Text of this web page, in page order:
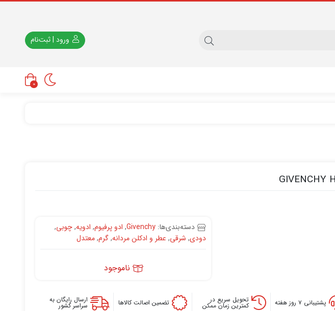
ورود | ثبت‌نام
0
GIVENCHY
دسته‌بندی‌ها: Givenchy
, ادو پرفیوم, ادویه,چوبی,
دودی, شرقی, عطر و ادکلن مردانه,گرم,معتدل
ناموجود
پشتیبانی ۷ روز هفته تحویل سریع در
کمترین زمان ممکن تضمین اصالت کالاها ارسال رایگان به
سراسر کشور